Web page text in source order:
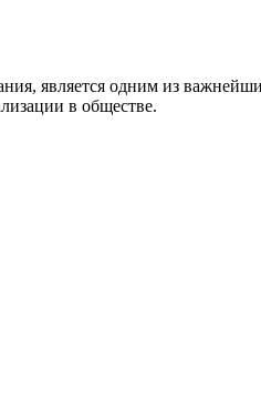
является одним из
в обществе.